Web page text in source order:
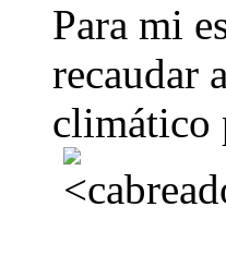
Para mi
recaudar
climático